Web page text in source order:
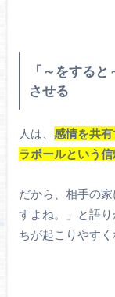
「～をする
させる
人は、 感情を共有
ラポールという
だから、相手の
すよね。」と語
ちが起こりやすく